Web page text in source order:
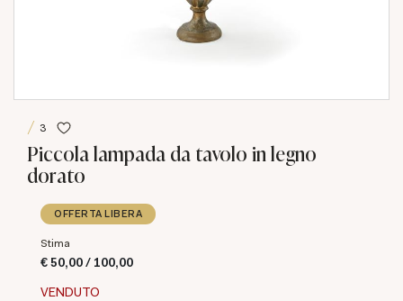
3
Piccola lampada da tavolo in legno
dorato
OFFERTA LIBERA
Stima
€ 50,00 / 100,00
VENDUTO